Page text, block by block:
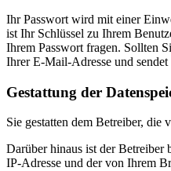
Ihr Passwort wird mit einer
ist Ihr Schlüssel zu Ihrem
Ihrem Passwort fragen. Sollten
Ihrer E-Mail-Adresse und sendet
Gestattung der
Sie gestatten dem Betreiber, die
Darüber hinaus ist der Betreiber
IP-Adresse und der von Ihrem